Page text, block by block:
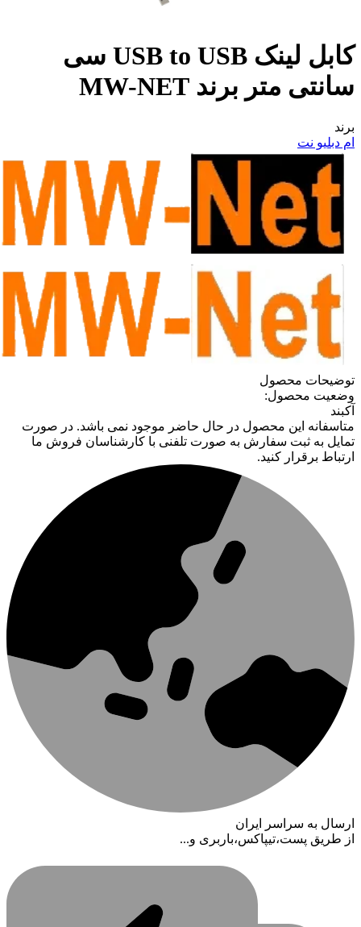
کابل لینک USB to USB سی
سانتی متر برند MW-NET
برند
ام دبلیو نت
توضیحات محصول
وضعیت محصول:
آکبند
متاسفانه این محصول در حال حاضر موجود نمی باشد. در صورت
تمایل به ثبت سفارش به صورت تلفنی با کارشناسان فروش ما
ارتباط برقرار کنید.
ارسال به سراسر ایران
از طریق پست،تیپاکس،باربری و...